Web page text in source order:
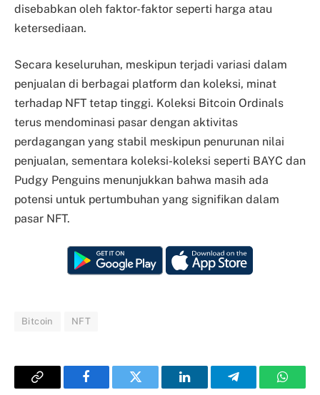
disebabkan oleh faktor-faktor seperti harga atau
ketersediaan.
Secara keseluruhan, meskipun terjadi variasi dalam
penjualan di berbagai platform dan koleksi, minat
terhadap NFT tetap tinggi. Koleksi Bitcoin Ordinals
terus mendominasi pasar dengan aktivitas
perdagangan yang stabil meskipun penurunan nilai
penjualan, sementara koleksi-koleksi seperti BAYC dan
Pudgy Penguins menunjukkan bahwa masih ada
potensi untuk pertumbuhan yang signifikan dalam
pasar NFT.
Bitcoin NFT
Copy
FacebookTwitter LinkedInTelegram